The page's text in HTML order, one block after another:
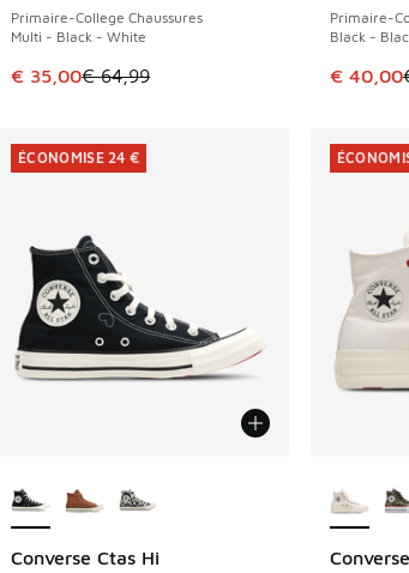
Primaire-College Chaussures
Multi - Black - White
Cet article est en promotion. Prix en baisse
€ 35,00€ 64,99
Primaire-
Black -
Cet
€ 40,00
Converse Ctas Hi
ÉCONOMISE 24 €
ÉCONOMISE 24 €